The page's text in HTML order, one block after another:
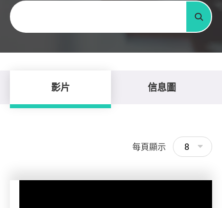
關鍵字
搜尋
影片 信息圖
每頁顯示 8